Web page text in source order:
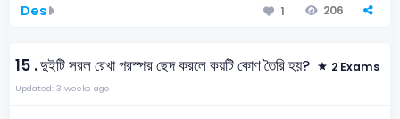
Des 1 206
15 .দুইটি সরল রেখা পরস্পর ছেদ করলে কয়টি কোণ তৈরি হয়? 2 Exams
Updated: 3 weeks ago